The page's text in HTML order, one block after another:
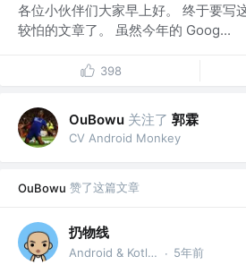
各位小伙伴们大家早上好。 终于要写
较怕的文章了。 虽然今年的 Goog...
398
OuBowu 关注了 郭霖
CV Android Monkey
OuBowu 赞了这篇文章
扔物线
Android & Kotlin GDE @扔物线学堂 · 5年前